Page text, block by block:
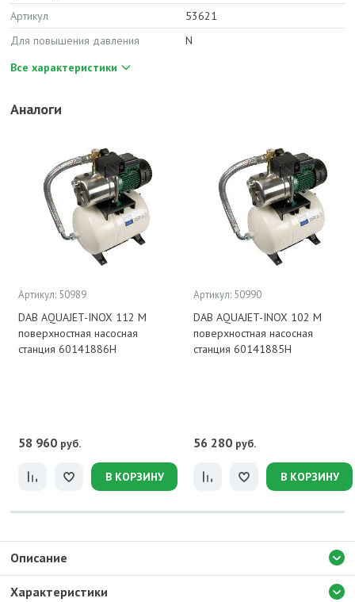
Артикул
53621
Для повышения давления
N
Все характеристики
Аналоги
Артикул: 50989
DAB AQUAJET-INOX 112 M
поверхностная насосная
станция 60141886H
58 960 руб.
В КОРЗИНУ
Артикул: 50990
DAB AQUAJET-INOX 102 M
поверхностная насосная
станция 60141885H
56 280 руб.
В КОРЗИНУ
Описание
Характеристики